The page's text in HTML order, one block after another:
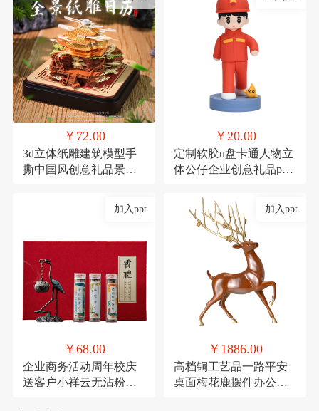
￥72.00
3d立体纸雕建筑模型手
撕中国风创意礼品景点
￥20.00
定制软胶u盘卡通人物立
体公仔企业创意礼品pvc
加入ppt
￥68.00
企业商务活动周年校庆
送客户小祥云无沾粉盘
加入ppt
￥1886.00
高档铜工艺品一路平安
桌面梅花鹿摆件办公装